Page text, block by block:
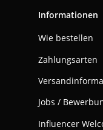
Informationen
Wie bestellen
Zahlungsarten
Jobs /
Influencer